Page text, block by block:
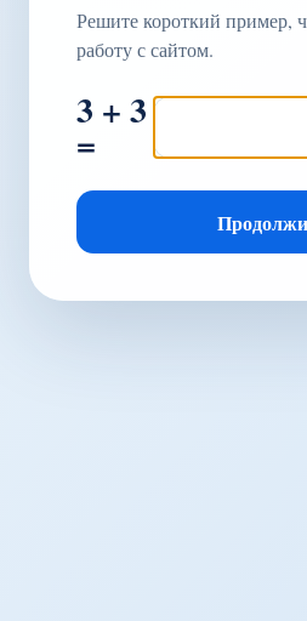
Решите короткий пример,
работу с сайтом.
3 + 3
=